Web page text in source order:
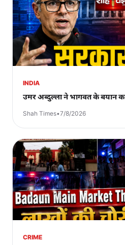
INDIA
उमर अब्दुल्ला ने भागवत के बयान
Shah Times•7/8/2026
CRIME